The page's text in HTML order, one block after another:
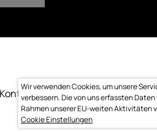
KontaktImpressumDatenschutz
Wir verwenden Cookies, um unsere
verbessern. Die von uns erfassten
Rahmen unserer EU-weiten Aktivitäten
Cookie Einstellungen